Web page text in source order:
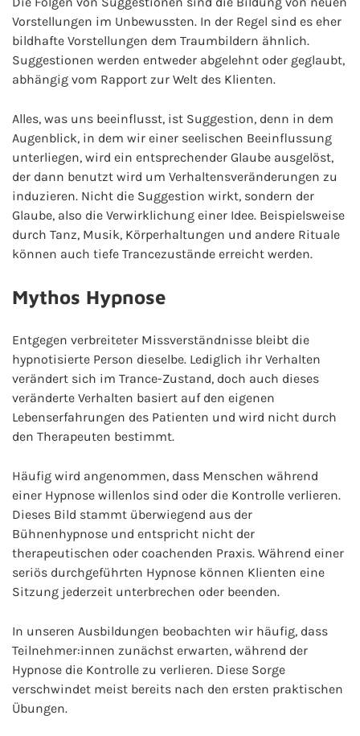
Vorstellungen im Unbewussten. In der Regel sind es eher
bildhafte Vorstellungen dem Traumbildern ähnlich.
Suggestionen werden entweder abgelehnt oder geglaubt,
abhängig vom Rapport zur Welt des Klienten.
Alles, was uns beeinflusst, ist Suggestion, denn in dem
Augenblick, in dem wir einer seelischen Beeinflussung
unterliegen, wird ein entsprechender Glaube ausgelöst,
der dann benutzt wird um Verhaltensveränderungen zu
induzieren. Nicht die Suggestion wirkt, sondern der
Glaube, also die Verwirklichung einer Idee. Beispielsweise
durch Tanz, Musik, Körperhaltungen und andere Rituale
können auch tiefe Trancezustände erreicht werden.
Mythos Hypnose
Entgegen verbreiteter Missverständnisse bleibt die
hypnotisierte Person dieselbe. Lediglich ihr Verhalten
verändert sich im Trance-Zustand, doch auch dieses
veränderte Verhalten basiert auf den eigenen
Lebenserfahrungen des Patienten und wird nicht durch
den Therapeuten bestimmt.
Häufig wird angenommen, dass Menschen während
einer Hypnose willenlos sind oder die Kontrolle verlieren.
Dieses Bild stammt überwiegend aus der
Bühnenhypnose und entspricht nicht der
therapeutischen oder coachenden Praxis. Während einer
seriös durchgeführten Hypnose können Klienten eine
Sitzung jederzeit unterbrechen oder beenden.
In unseren Ausbildungen beobachten wir häufig, dass
Teilnehmer:innen zunächst erwarten, während der
Hypnose die Kontrolle zu verlieren. Diese Sorge
verschwindet meist bereits nach den ersten praktischen
Übungen.